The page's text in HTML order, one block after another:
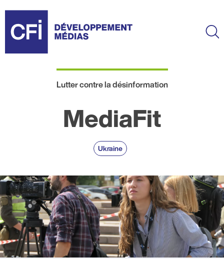
contenu
Lutter contre la désinformation
MediaFit
Ukraine